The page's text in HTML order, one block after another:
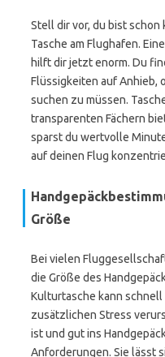
Stell dir vor, du bist schon
Tasche am Flughafen.
hilft dir jetzt enorm. Du
Flüssigkeiten auf Anhieb,
suchen zu müssen.
transparenten Fächern
sparst du wertvolle
auf deinen Flug
Größe
Bei vielen
die Größe des
Kulturtasche kann
zusätzlichen Stress
ist und gut ins
Anforderungen. Sie lässt